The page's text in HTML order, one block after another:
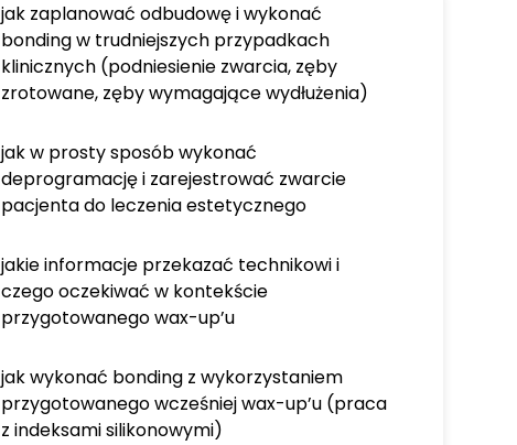
jak zaplanować odbudowę i wykonać
bonding w trudniejszych przypadkach
klinicznych (podniesienie zwarcia, zęby
zrotowane, zęby wymagające wydłużenia)
jak w prosty sposób wykonać
deprogramację i zarejestrować zwarcie
pacjenta do leczenia estetycznego
jakie informacje przekazać technikowi i
czego oczekiwać w kontekście
przygotowanego wax-up’u
jak wykonać bonding z wykorzystaniem
przygotowanego wcześniej wax-up’u (praca
z indeksami silikonowymi)